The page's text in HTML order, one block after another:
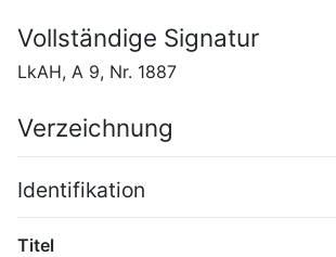
Vollständige Signatur
LkAH, A 9, Nr. 1887
Verzeichnung
Identifikation
Titel